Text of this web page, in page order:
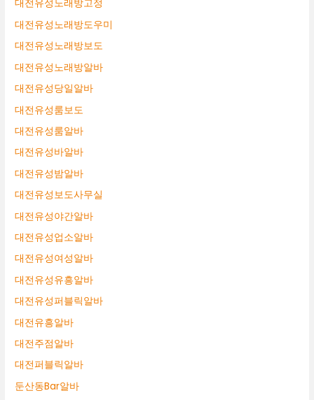
대전유성노래방고정
대전유성노래방도우미
대전유성노래방보도
대전유성노래방알바
대전유성당일알바
대전유성룸보도
대전유성룸알바
대전유성바알바
대전유성밤알바
대전유성보도사무실
대전유성야간알바
대전유성업소알바
대전유성여성알바
대전유성유흥알바
대전유성퍼블릭알바
대전유흥알바
대전주점알바
대전퍼블릭알바
둔산동Bar알바